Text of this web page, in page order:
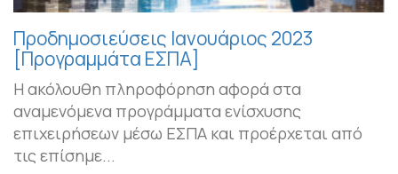
Προδημοσιεύσεις Ιανουάριος 2023
[Προγραμμάτα ΕΣΠΑ]
H ακόλουθη πληροφόρηση αφορά στα
αναμενόμενα προγράμματα ενίσχυσης
επιχειρήσεων μέσω ΕΣΠΑ και προέρχεται από
τις επίσημε...